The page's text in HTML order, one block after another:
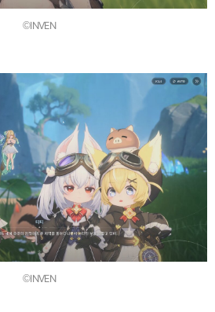
©INVEN
©INVEN